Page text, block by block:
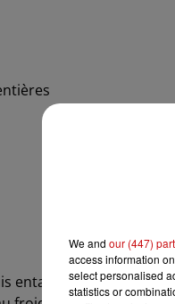
entailler la peau en
We and our (447)
access information
select personalised
statistics or